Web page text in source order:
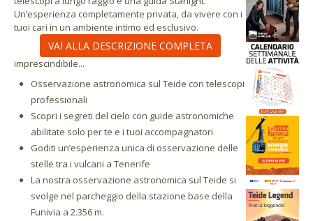
Un’esperienza completamente privata, da vivere con i
tuoi cari in un ambiente intimo ed esclusivo.
VAI ALLA DESCRIZIONE COMPLETA
imprescindibile...
Osservazione astronomica sul Teide con telescopi
professionali
Scopri i segreti del cielo con guide astronomiche
abilitate solo per te e i tuoi accompagnatori
Goditi un’esperienza unica di osservazione delle
stelle tra i vulcani a Tenerife
La nostra osservazione astronomica sul Teide si
svolge nel parcheggio della stazione base della
Funivia a 2.356 m.